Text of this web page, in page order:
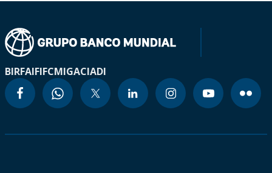
BIRFAIFIFCMIGACIADI